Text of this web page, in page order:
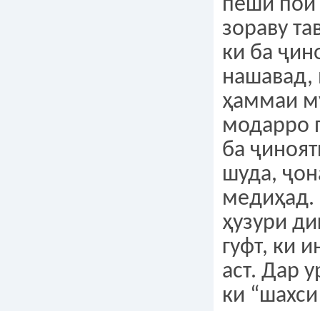
пеши пои
зораву
ки ба
нашавад,
ҳаммаи
модарро
ба
шуда,
ҳузури
гуфт, ки
аст. Дар
ки